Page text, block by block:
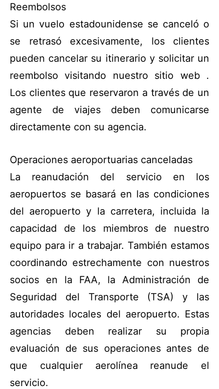
Reembolsos
Si un vuelo estadounidense se canceló o
se retrasó excesivamente, los clientes
pueden cancelar su itinerario y solicitar un
reembolso visitando nuestro sitio web .
Los clientes que reservaron a través de un
agente de viajes deben comunicarse
directamente con su agencia.
Operaciones aeroportuarias canceladas
La reanudación del servicio en los
aeropuertos se basará en las condiciones
del aeropuerto y la carretera, incluida la
capacidad de los miembros de nuestro
equipo para ir a trabajar. También estamos
coordinando estrechamente con nuestros
socios en la FAA, la Administración de
Seguridad del Transporte (TSA) y las
autoridades locales del aeropuerto. Estas
agencias deben realizar su propia
evaluación de sus operaciones antes de
que cualquier aerolínea reanude el
servicio.